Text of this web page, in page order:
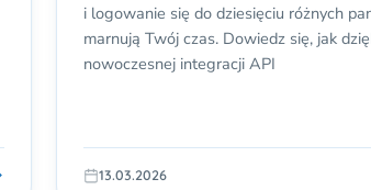
i logowanie się do dziesięciu różnych
marnują Twój czas. Dowiedz się, jak
nowoczesnej integracji API
13.03.2026